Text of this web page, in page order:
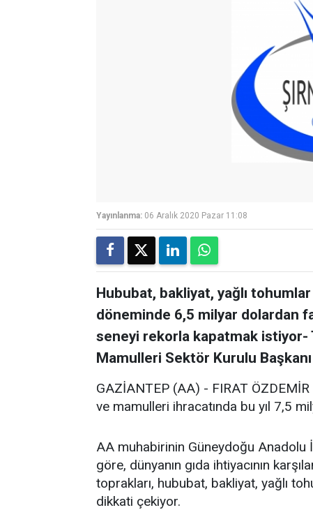
Yayınlanma: 06 Aralık 2020 Pazar 11:08
Hububat, bakliyat, yağlı
döneminde 6,5 milyar dolardan
seneyi rekorla kapatmak istiyor-
Mamulleri Sektör Kurulu
GAZİANTEP (AA) - FIRAT
ve mamulleri ihracatında bu yıl 7,5
AA muhabirinin Güneydoğu Anadolu
göre, dünyanın gıda ihtiyacının
toprakları, hububat, bakliyat, yağlı
dikkati çekiyor.